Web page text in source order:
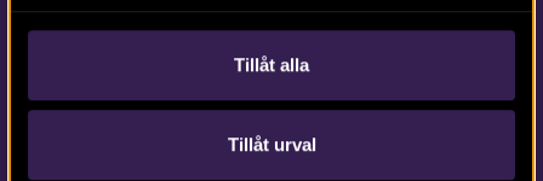
Tillåt alla
Tillåt urval
Kontakta Arkeologerna